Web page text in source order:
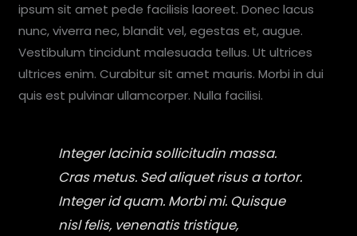
ipsum sit amet pede facilisis laoreet. Donec lacus
nunc, viverra nec, blandit vel, egestas et, augue.
Vestibulum tincidunt malesuada tellus. Ut ultrices
ultrices enim. Curabitur sit amet mauris. Morbi in dui
quis est pulvinar ullamcorper. Nulla facilisi.
Integer lacinia sollicitudin massa.
Cras metus. Sed aliquet risus a tortor.
Integer id quam. Morbi mi. Quisque
nisl felis, venenatis tristique,